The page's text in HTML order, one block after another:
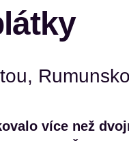
více než